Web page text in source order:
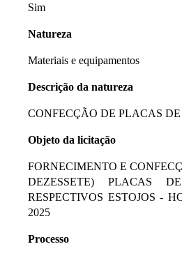
Sim
Natureza
Materiais e equipamentos
Descrição da natureza
CONFECÇÃO DE PLACAS
Objeto da licitação
FORNECIMENTO E
DEZESSETE) PLACAS
RESPECTIVOS ESTOJOS -
2025
Processo